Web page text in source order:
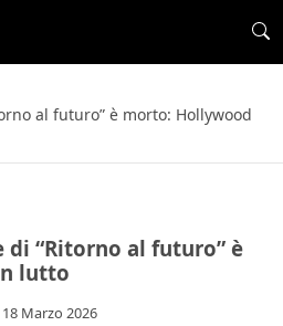
al futuro” è morto: Hollywood
di “Ritorno al futuro” è
lutto
18 Marzo 2026